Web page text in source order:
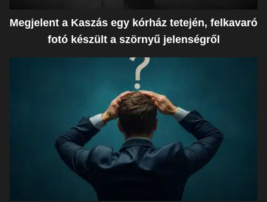
Megjelent a Kaszás egy kórház tetején, felkavaró
fotó készült a szörnyű jelenségről